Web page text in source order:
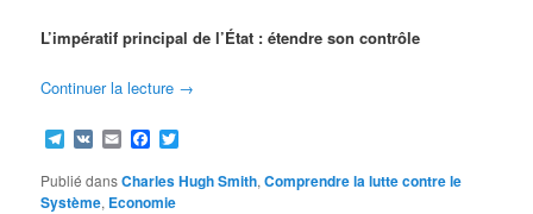
L’impératif principal de l’État : étendre son contrôle
Continuer la lecture →
Telegram
VK EmailFacebook
Publié dansCharles Hugh Smith,Comprendre la lutte contre le
Système, Economie